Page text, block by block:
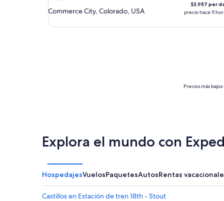
Commerce City, Colorado, USA
$3,957 per
precio hace 11
Precios más
Explora el mundo con
HospedajesVuelosPaquetesAutosRentas
Castillos en Estación de tren 18th - Stout